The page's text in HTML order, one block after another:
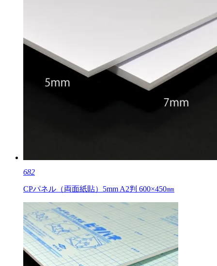
682
CPパネル（両面紙貼）5mm A2判 600×450㎜